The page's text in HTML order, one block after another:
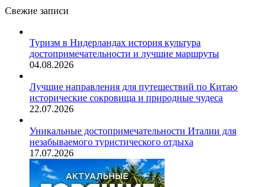
Свежие записи
Туризм в Нидерландах история культура
достопримечательности и лучшие маршруты
04.08.2026
Лучшие направления для путешествий по Китаю
исторические сокровища и природные чудеса
22.07.2026
Уникальные достопримечательности Италии для
незабываемого туристического отдыха
17.07.2026